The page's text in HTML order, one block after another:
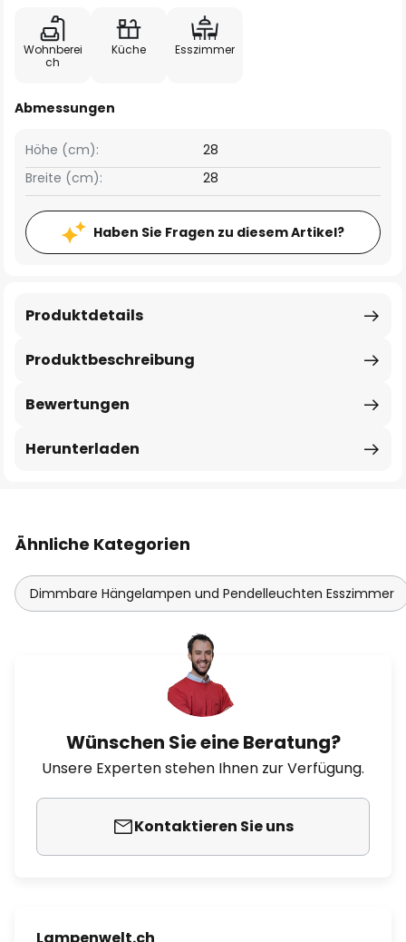
Wohnberei
ch
Küche Esszimmer
Abmessungen
Breite (cm): 28
Höhe (cm): 28
Haben Sie Fragen zu diesem Artikel?
Produktbeschreibung
Produktdetails
Bewertungen
Herunterladen
Ähnliche Kategorien
Dimmbare Hängelampen und Pendelleuchten Esszimmer
Wünschen Sie eine Beratung?
Unsere Experten stehen Ihnen zur Verfügung.
Kontaktieren Sie uns